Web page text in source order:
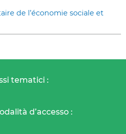
de l’économie sociale et
tematici :
d’accesso :